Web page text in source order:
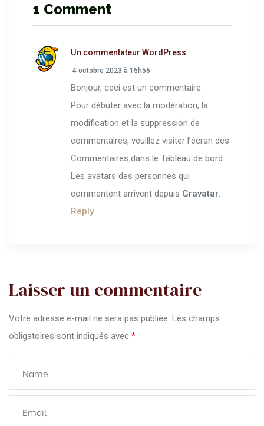
1 Comment
Un commentateur WordPress
4 octobre 2023 à 15h56
Bonjour, ceci est un commentaire.
Pour débuter avec la modération, la
modification et la suppression de
commentaires, veuillez visiter l’écran des
Commentaires dans le Tableau de bord.
Les avatars des personnes qui
commentent arrivent depuis Gravatar.
Reply
Laisser un commentaire
Votre adresse e-mail ne sera pas publiée. Les champs
obligatoires sont indiqués avec *